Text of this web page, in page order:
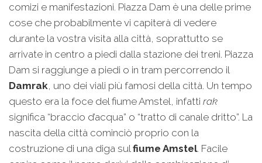
comizi e manifestazioni. Piazza Dam è una delle prime
cose che probabilmente vi capiterà di vedere
durante la vostra visita alla città, soprattutto se
arrivate in centro a piedi dalla stazione dei treni. Piazza
Dam si raggiunge a piedi o in tram percorrendo il
Damrak, uno dei viali più famosi della città. Un tempo
questo era la foce del fiume Amstel, infatti rak
significa “braccio d’acqua” o “tratto di canale dritto”. La
nascita della città cominciò proprio con la
costruzione di una diga sulfiume Amstel. Facile